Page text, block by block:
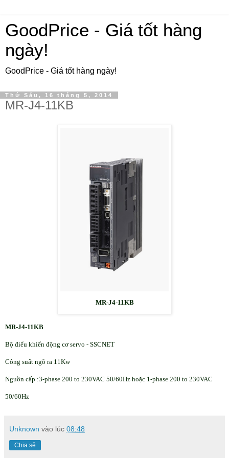
GoodPrice - Giá tốt hàng
ngày!
GoodPrice - Giá tốt hàng ngày!
Thứ Sáu, 16 tháng 5, 2014
MR-J4-11KB
MR-J4-11KB
MR-J4-11KB
Bộ điểu khiển động cơ servo - SSCNET
Công suất ngõ ra 11Kw
Nguồn cấp :3-phase 200 to 230VAC 50/60Hz hoặc 1-phase 200 to 230VAC
50/60Hz
Unknown vào lúc 08:48
Chia sẻ